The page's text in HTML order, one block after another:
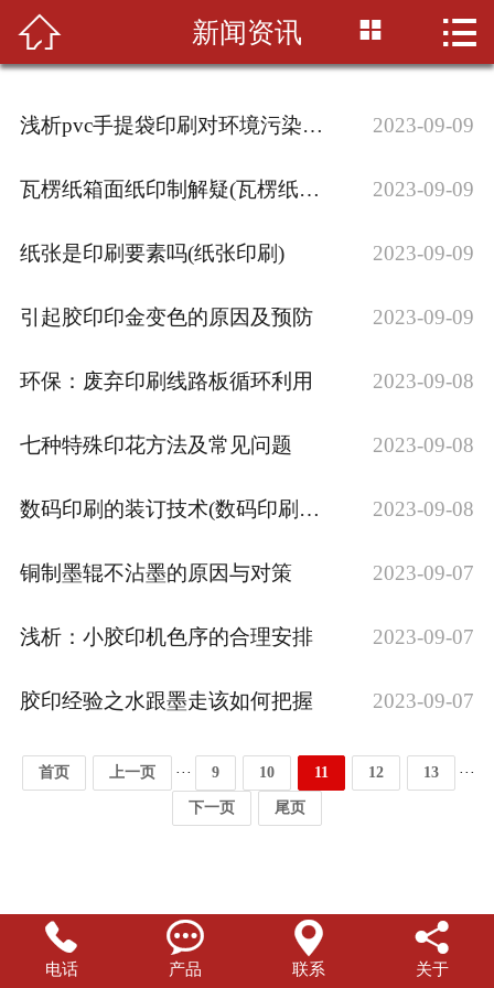
首页
产品展示
新闻资讯
设备展示
 新闻资讯  
浅析pvc手提袋印刷对环境污染的影响 2023-09-09
瓦楞纸箱面纸印制解疑(瓦楞纸箱面纸的种类··· 2023-09-09
纸张是印刷要素吗(纸张印刷) 2023-09-09
引起胶印印金变色的原因及预防 2023-09-09
环保：废弃印刷线路板循环利用 2023-09-08
七种特殊印花方法及常见问题 2023-09-08
数码印刷的装订技术(数码印刷装订工艺手册··· 2023-09-08
铜制墨辊不沾墨的原因与对策 2023-09-07
浅析：小胶印机色序的合理安排 2023-09-07
胶印经验之水跟墨走该如何把握 2023-09-07
首页 上一页 ··· 9 10 11 12 13 ···
下一页 尾页

电话

产品

联系

关于